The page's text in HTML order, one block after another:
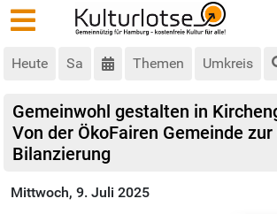
Heute Sa Themen Umkreis
Gemeinwohl gestalten in
Von der ÖkoFairen Gemeinde
Bilanzierung
Mittwoch, 9. Juli 2025